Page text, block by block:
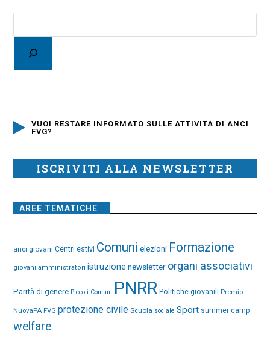
VUOI RESTARE INFORMATO SULLE ATTIVITÀ DI ANCI
FVG?
ISCRIVITI ALLA NEWSLETTER
AREE TEMATICHE
anci giovani Centri estivi Comuni elezioni Formazione
giovani amministratori istruzione newsletter organi associativi
Parità di genere Piccoli Comuni PNRR Politiche giovanili Premio
NuovaPA FVG protezione civile Scuola sociale Sport summer camp
welfare